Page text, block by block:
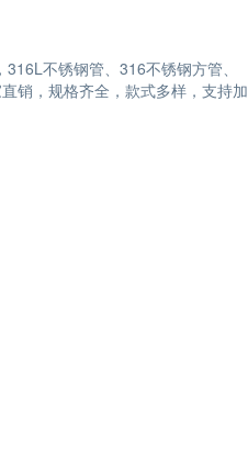
不锈钢管、316不锈钢方管、
销，规格齐全，款式多样，支持加